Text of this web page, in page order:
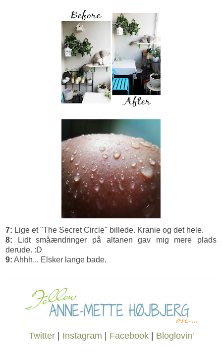
7: Lige et "The Secret Circle" billede. Kranie og det hele.
8: Lidt småændringer på altanen gav mig mere plads
derude. :D
9: Ahhh... Elsker lange bade.
Twitter| Instagram | Facebook| Bloglovin'